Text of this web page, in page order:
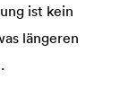
ist kein
längeren